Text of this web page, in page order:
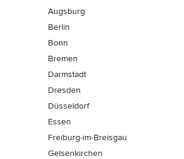
Augsburg
Berlin
Bonn
Bremen
Darmstadt
Dresden
Düsseldorf
Essen
Freiburg-im-Breisgau
Gelsenkirchen